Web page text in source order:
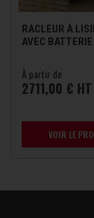
RACLEUR À
AVEC BATTERIE
À partir de
2711,00 € HT
VOIR LE